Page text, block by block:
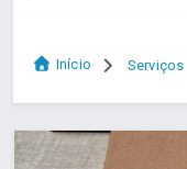
Início Serviços